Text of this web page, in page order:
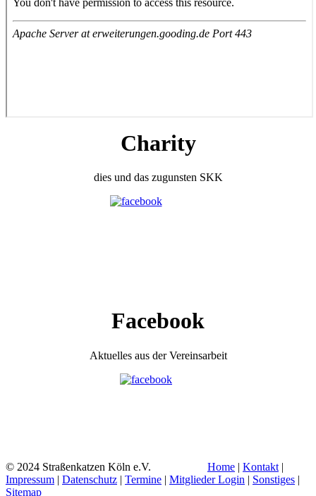
Charity
dies und das zugunsten SKK
Facebook
Aktuelles aus der Vereinsarbeit
© 2024 Straßenkatzen Köln e.V. Home | Kontakt |
Impressum | Datenschutz | Termine | Mitglieder Login | Sonstiges |
Sitemap